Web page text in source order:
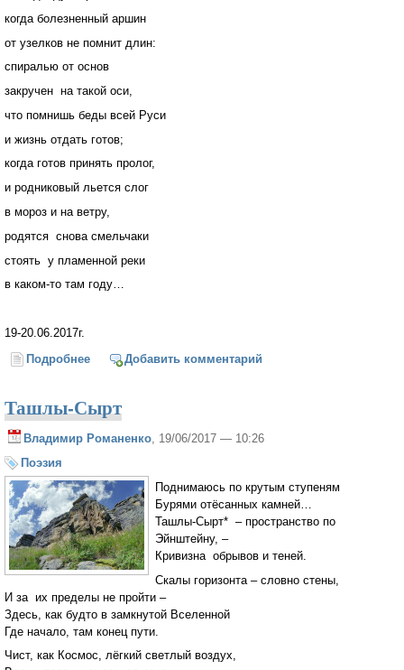
когда болезненный аршин
от узелков не помнит длин:
спиралью от основ
закручен на такой оси,
что помнишь беды всей Руси
и жизнь отдать готов;
когда готов принять пролог,
и родниковый льется слог
в мороз и на ветру,
родятся снова смельчаки
стоять у пламенной реки
в каком-то там году…
19-20.06.2017г.
Подробнее о Тебе есть золотой канон...
Добавить комментарий
Ташлы-Сырт
Владимир Романенко, 19/06/2017 — 10:26
Поэзия
Поднимаюсь по крутым ступеням
Бурями отёсанных камней…
Ташлы-Сырт* – пространство по
Эйнштейну, –
Кривизна обрывов и теней.
Скалы горизонта – словно стены,
И за их пределы не пройти –
Здесь, как будто в замкнутой Вселенной
Где начало, там конец пути.
Чист, как Космос, лёгкий светлый воздух,